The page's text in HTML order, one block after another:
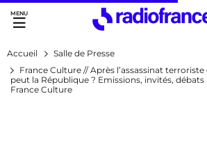
Accès direct :
Menu principal
Contenu
Accueil
Salle de Presse
France Culture // Après l’assassinat
peut la République ? Emissions, invités,
France Culture